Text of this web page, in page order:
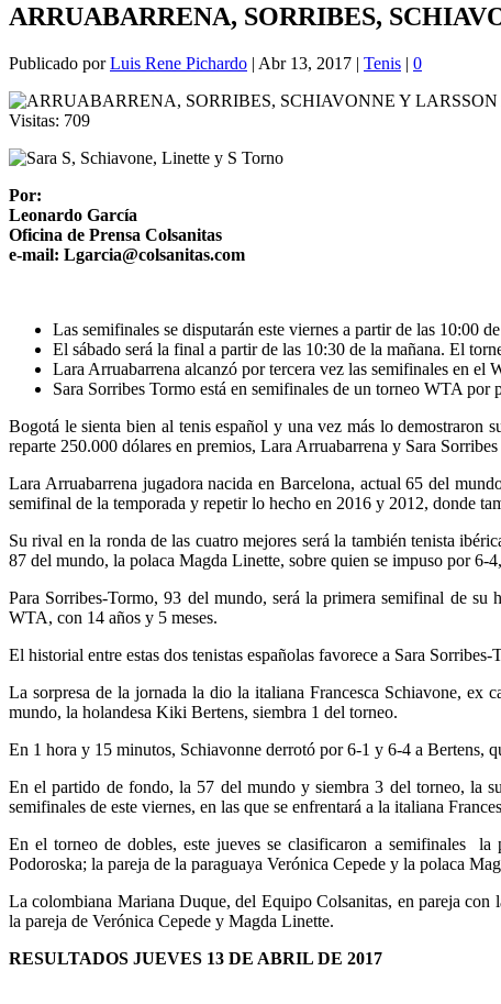
ARRUABARRENA, SORRIBES,
Publicado porLuis Rene Pichardo | Abr 13, 2017 | Tenis | 0
Visitas: 709
Por:
Leonardo García
Oficina de Prensa Colsanitas
e-mail: Lgarcia@colsanitas.com
Las semifinales se disputarán este viernes a partir de las 10:00
El sábado será la final a partir de las 10:30 de la mañana. El
Lara Arruabarrena alcanzó por tercera vez las semifinales en el
Sara Sorribes Tormo está en semifinales de un torneo WTA por
Bogotá le sienta bien al tenis español y una vez más lo demostraron
reparte 250.000 dólares en premios, Lara Arruabarrena y Sara
Lara Arruabarrena jugadora nacida en Barcelona, actual 65 del
semifinal de la temporada y repetir lo hecho en 2016 y 2012, donde
Su rival en la ronda de las cuatro mejores será la también tenista
87 del mundo, la polaca Magda Linette, sobre quien se impuso por
Para Sorribes-Tormo, 93 del mundo, será la primera semifinal de su
WTA, con 14 años y 5 meses.
El historial entre estas dos tenistas españolas favorece a Sara
La sorpresa de la jornada la dio la italiana Francesca Schiavone,
mundo, la holandesa Kiki Bertens, siembra 1 del torneo.
En 1 hora y 15 minutos, Schiavonne derrotó por 6-1 y 6-4 a Bertens,
En el partido de fondo, la 57 del mundo y siembra 3 del torneo, la
semifinales de este viernes, en las que se enfrentará a la italiana
En el torneo de dobles, este jueves se clasificaron a semifinales
Podoroska; la pareja de la paraguaya Verónica Cepede y la polaca
La colombiana Mariana Duque, del Equipo Colsanitas, en pareja con
la pareja de Verónica Cepede y Magda Linette.
RESULTADOS JUEVES 13 DE ABRIL DE 2017